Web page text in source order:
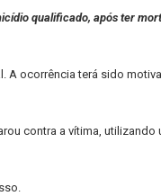
qualificado, após ter
A ocorrência terá sido
contra a vítima,